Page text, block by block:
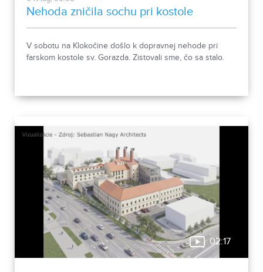
Nehoda zničila sochu pri kostole
V sobotu na Klokočine došlo k dopravnej nehode pri
farskom kostole sv. Gorazda. Zistovali sme, čo sa stalo.
02:17